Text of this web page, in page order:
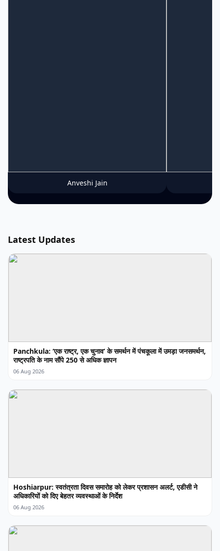
Anveshi Jain
Latest Updates
Panchkula: ‘एक राष्ट्र, एक चुनाव’ के समर्थन में पंचकूला में उमड़ा जनसमर्थन,
राष्ट्रपति के नाम सौंपे 250 से अधिक ज्ञापन
06 Aug 2026
Hoshiarpur: स्वतंत्रता दिवस समारोह को लेकर प्रशासन अलर्ट, एडीसी ने
अधिकारियों को दिए बेहतर व्यवस्थाओं के निर्देश
06 Aug 2026